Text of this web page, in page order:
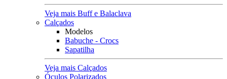
Veja mais Buff e Balaclava
Calçados
Modelos
Babuche - Crocs
Sapatilha
Veja mais Calçados
Óculos Polarizados